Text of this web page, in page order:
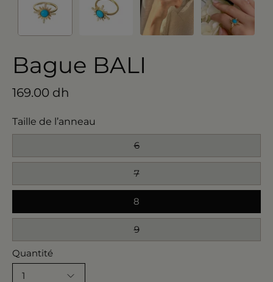
Bague BALI
169.00 dh
Taille de l’anneau
6
7
8
9
Quantité
1